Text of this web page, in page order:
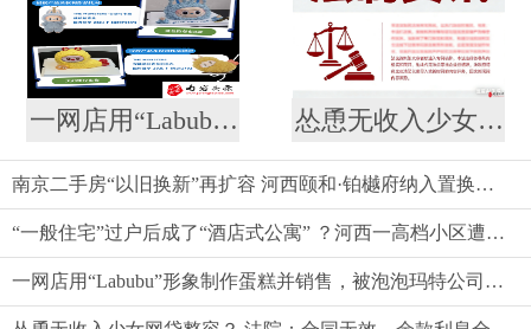
一网店用“Labubu”形象制作蛋糕并销售，被泡泡玛特公司起诉 怂恿无收入少女网贷整容？ 法院：合同无效，余款利息全由商家担！
南京二手房“以旧换新”再扩容 河西颐和·铂樾府纳入置换范围，共计10盘可选
“一般住宅”过户后成了“酒店式公寓” ？河西一高档小区遭遇权证“变脸”，相关部门回应仍按住宅登记
一网店用“Labubu”形象制作蛋糕并销售，被泡泡玛特公司起诉